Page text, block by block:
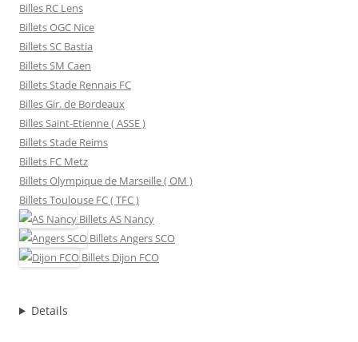
Billes RC Lens
Billets OGC Nice
Billets SC Bastia
Billets SM Caen
Billets Stade Rennais FC
Billes Gir. de Bordeaux
Billes Saint-Etienne ( ASSE )
Billets Stade Reims
Billets FC Metz
Billets Olympique de Marseille ( OM )
Billets Toulouse FC ( TFC )
BilletsAS Nancy
BilletsAngers SCO
Billets Dijon FCO
Details